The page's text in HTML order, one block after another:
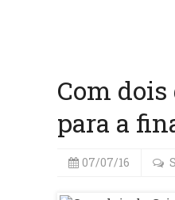
Com
para a
07/07/16